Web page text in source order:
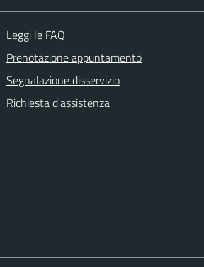
Leggi le FAQ
Prenotazione appuntamento
Segnalazione disservizio
Richiesta d'assistenza